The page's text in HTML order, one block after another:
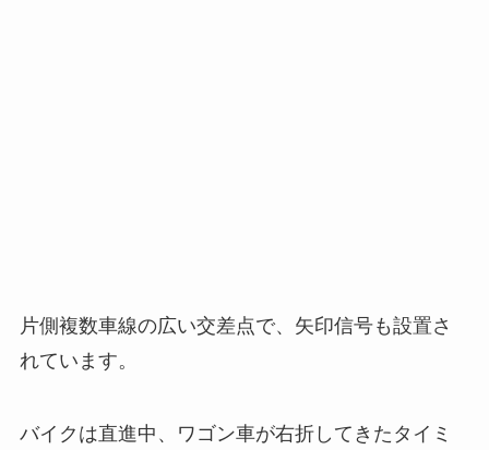
片側複数車線の広い交差点で、矢印信号も設置さ
れています。
バイクは直進中、ワゴン車が右折してきたタイミ